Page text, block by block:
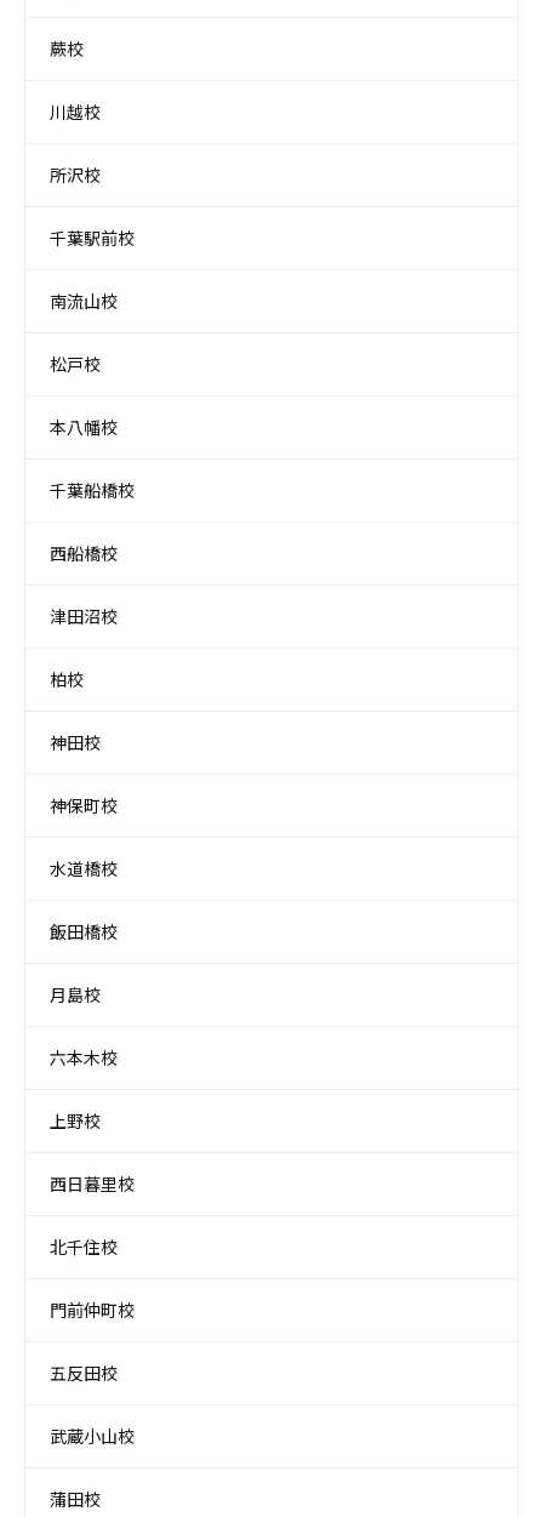
蕨校
川越校
所沢校
千葉駅前校
南流山校
松戸校
本八幡校
千葉船橋校
西船橋校
津田沼校
柏校
神田校
神保町校
水道橋校
飯田橋校
月島校
六本木校
上野校
西日暮里校
北千住校
門前仲町校
五反田校
武蔵小山校
蒲田校